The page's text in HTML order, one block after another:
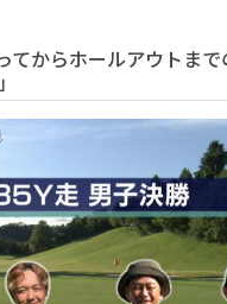
てからホールアウトまで